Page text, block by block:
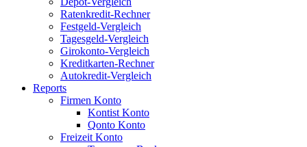
Ratenkredit-Rechner
Festgeld-Vergleich
Tagesgeld-Vergleich
Girokonto-Vergleich
Kreditkarten-Rechner
Autokredit-Vergleich
Reports
Firmen Konto
Kontist Konto
Qonto Konto
Freizeit Konto